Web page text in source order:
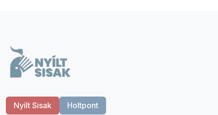
Nyílt Sisak Holtpont